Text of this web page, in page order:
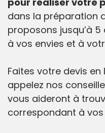
dans la préparation
proposons jusqu’à
à vos envies et à
Faites votre devis
appelez nos
vous aideront à
correspondant à